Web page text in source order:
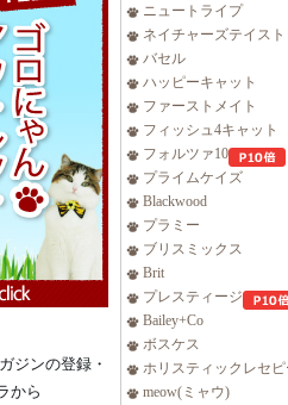
ニュートライプ
ネイチャーズテイスト
バセル
ハッピーキャット
ファーストメイト
フィッシュ4キャット
フォルツァ10
プライムケイズ
Blackwood
プラミー
ブリスミックス
Brit
プレスティージ
Bailey+Co
ボスケス
ホリスティックレセピ
meow(ミャウ)